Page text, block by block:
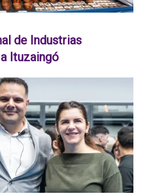
de Industrias
Ituzaingó